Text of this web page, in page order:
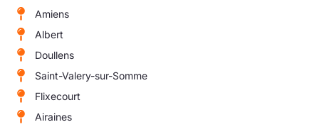
Amiens
Albert
Doullens
Saint-Valery-sur-Somme
Flixecourt
Airaines